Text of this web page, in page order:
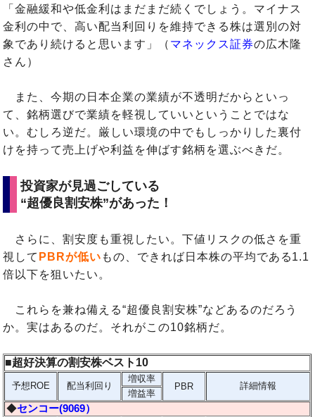
「金融緩和や低金利はまだまだ続くでしょう。マイナス
金利の中で、高い配当利回りを維持できる株は選別の対
象であり続けると思います」（ マネックス証券の広木隆
さん）
また、今期の日本企業の業績が不透明だからといっ
て、銘柄選びで業績を軽視していいということではな
い。むしろ逆だ。厳しい環境の中でもしっかりした裏付
けを持って売上げや利益を伸ばす銘柄を選ぶべきだ。
投資家が見過ごしている
“超優良割安株”があった！
さらに、割安度も重視したい。下値リスクの低さを重
視して PBRが低い もの、できれば日本株の平均である1.1
倍以下を狙いたい。
これらを兼ね備える“超優良割安株”などあるのだろう
か。実はあるのだ。それがこの10銘柄だ。
■超好決算の割安株ベスト10
予想ROE 配当利回り
増収率
PBR 詳細情報
増益率
◆センコー(9069）